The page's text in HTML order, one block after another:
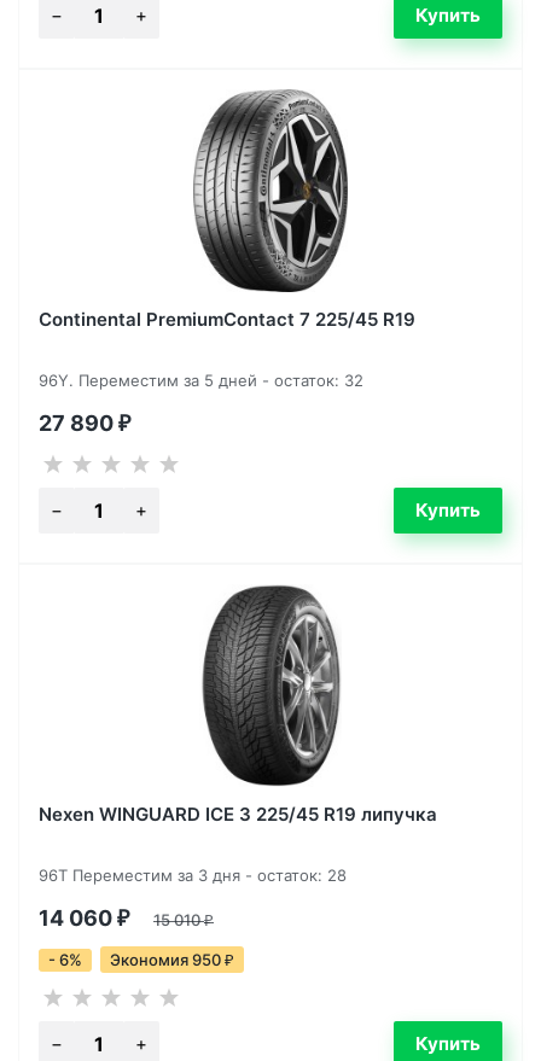
Continental PremiumContact 7 225/45 R19
96Y. Переместим за 5 дней - остаток: 32
27 890 ₽
Nexen WINGUARD ICE 3 225/45 R19 липучка
96T Переместим за 3 дня - остаток: 28
14 060 ₽ 15 010₽
- 6% Экономия 950 ₽